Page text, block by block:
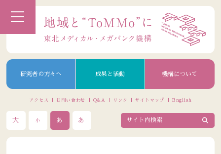
研究者の方々へ 成果と活動 機構について
アクセス お問い合わせ Q&A リンク サイトマップ English
大 小 あ あ